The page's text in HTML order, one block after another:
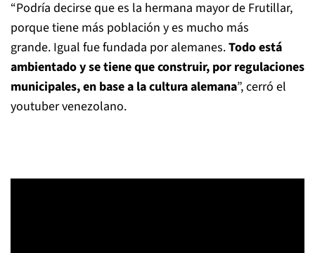
“Podría decirse que es la hermana mayor de Frutillar,
porque tiene más población y es mucho más
grande. Igual fue fundada por alemanes.Todo está
ambientado y se tiene que construir, por regulaciones
municipales, en base a la cultura alemana”, cerró el
youtuber venezolano.